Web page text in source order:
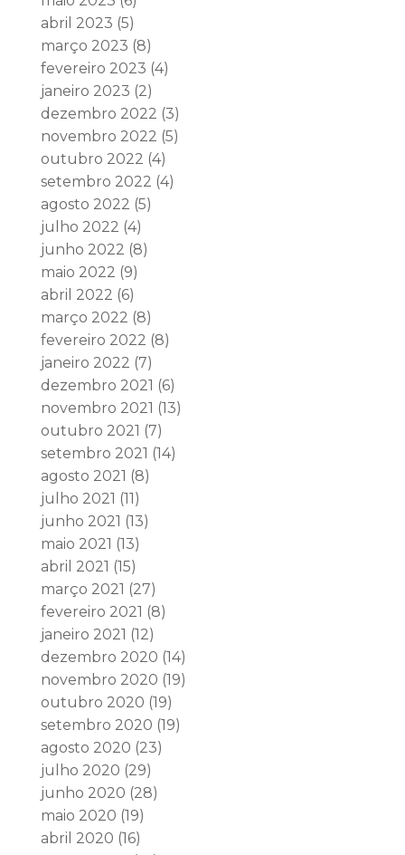
abril 2023 (5)
março 2023 (8)
fevereiro 2023 (4)
janeiro 2023 (2)
dezembro 2022 (3)
novembro 2022 (5)
outubro 2022 (4)
setembro 2022 (4)
agosto 2022 (5)
julho 2022 (4)
junho 2022 (8)
maio 2022 (9)
abril 2022 (6)
março 2022 (8)
fevereiro 2022 (8)
janeiro 2022 (7)
dezembro 2021 (6)
novembro 2021 (13)
outubro 2021 (7)
setembro 2021 (14)
agosto 2021 (8)
julho 2021 (11)
junho 2021 (13)
maio 2021 (13)
abril 2021 (15)
março 2021 (27)
fevereiro 2021 (8)
janeiro 2021 (12)
dezembro 2020 (14)
novembro 2020 (19)
outubro 2020 (19)
setembro 2020 (19)
agosto 2020 (23)
julho 2020 (29)
junho 2020 (28)
maio 2020 (19)
abril 2020 (16)